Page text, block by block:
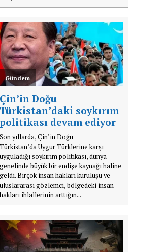
Gündem
Çin’in Doğu
Türkistan’daki soykırım
politikası devam ediyor
Son yıllarda, Çin’in Doğu
Türkistan’da Uygur Türklerine karşı
uyguladığı soykırım politikası, dünya
genelinde büyük bir endişe kaynağı haline
geldi. Birçok insan hakları kuruluşu ve
uluslararası gözlemci, bölgedeki insan
hakları ihlallerinin arttığın...